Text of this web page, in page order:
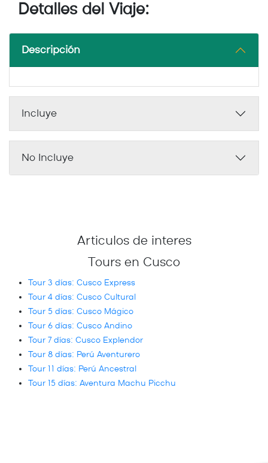
Detalles del Viaje:
Descripción
Incluye
No Incluye
Articulos de interes
Tours en Cusco
Tour 3 días: Cusco Express
Tour 4 días: Cusco Cultural
Tour 5 días: Cusco Mágico
Tour 6 días: Cusco Andino
Tour 7 días: Cusco Explendor
Tour 8 días: Perú Aventurero
Tour 11 días: Perú Ancestral
Tour 15 días: Aventura Machu Picchu